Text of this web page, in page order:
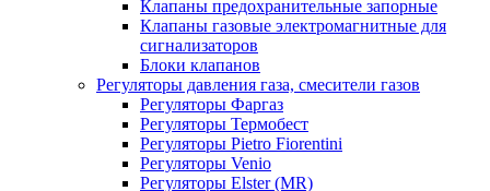
Клапаны предохранительные запорные
Клапаны газовые электромагнитные для
сигнализаторов
Блоки клапанов
Регуляторы давления газа, смесители газов
Регуляторы Фаргаз
Регуляторы Термобест
Регуляторы Pietro Fiorentini
Регуляторы Venio
Регуляторы Elster (MR)